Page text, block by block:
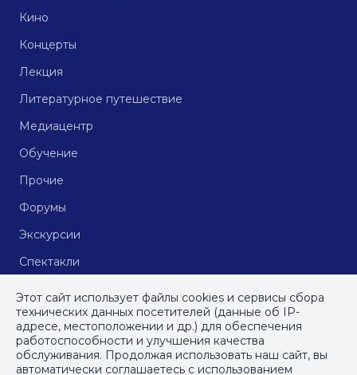
Кино
Концерты
Лекция
Литературное путешествие
Медиацентр
Обучение
Прочие
Форумы
Экскурсии
Спектакли
© СПб ГБУДПО«Институт культурных программ», 2023
Этот сайт использует файлы cookies и сервисы сбора
технических данных посетителей (данные об IP-
адресе, местоположении и др.) для обеспечения
работоспособности и улучшения качества
обслуживания. Продолжая использовать наш сайт, вы
автоматически соглашаетесь с использованием